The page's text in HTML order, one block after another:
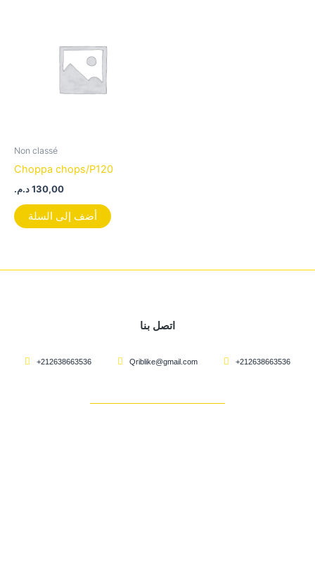
Non classé
Choppa chops/P120
130,00د.م.
أضف إلى السلة
اتصل بنا
+212638663536 Qriblike@gmail.com +212638663536